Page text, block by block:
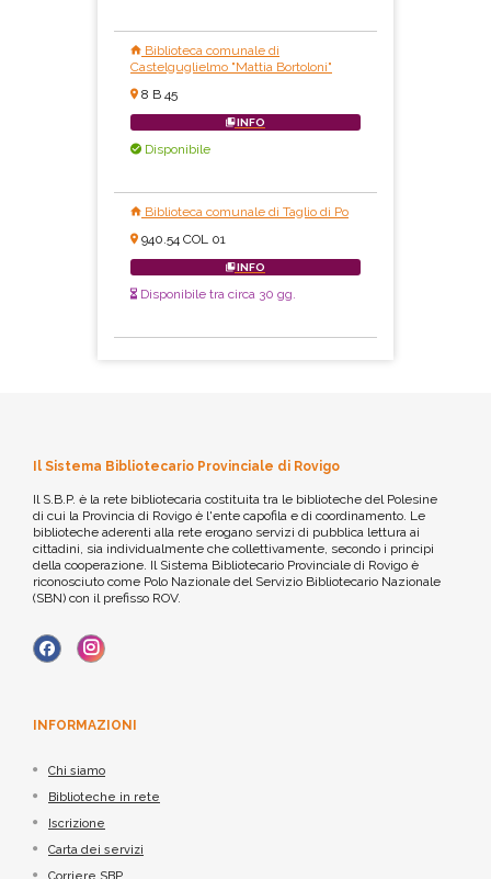
Biblioteca comunale di
Castelguglielmo "Mattia Bortoloni"
8 B 45
INFO
Disponibile
Biblioteca comunale di Taglio di Po
940.54 COL 01
INFO
Disponibile tra circa 30 gg.
Il Sistema Bibliotecario Provinciale di Rovigo
Il S.B.P. è la rete bibliotecaria costituita tra le biblioteche del Polesine
di cui la Provincia di Rovigo è l'ente capofila e di coordinamento. Le
biblioteche aderenti alla rete erogano servizi di pubblica lettura ai
cittadini, sia individualmente che collettivamente, secondo i principi
della cooperazione. Il Sistema Bibliotecario Provinciale di Rovigo è
riconosciuto come Polo Nazionale del Servizio Bibliotecario Nazionale
(SBN) con il prefisso ROV.
INFORMAZIONI
Chi siamo
Biblioteche in rete
Iscrizione
Carta dei servizi